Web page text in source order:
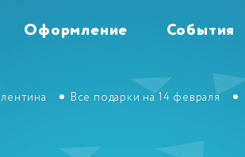
Оформление События
Все подарки на 14 февраля